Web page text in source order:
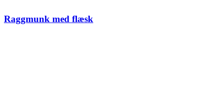
Raggmunk med flæsk